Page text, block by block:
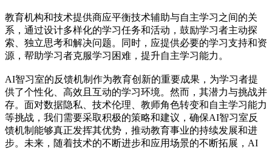
教育机构和技术提供商应平衡技术辅助与自主学习之间的关
系，通过设计多样化的学习任务和活动，鼓励学习者主动探
索、独立思考和解决问题。同时，应提供必要的学习支持和资
源，帮助学习者克服学习困难，提升自主学习能力。
AI智习室的反馈机制作为教育创新的重要成果，为学习者提
供了个性化、高效且互动的学习环境。然而，其潜力与挑战并
存。面对数据隐私、技术伦理、教师角色转变和自主学习能力
等挑战，我们需要采取积极的策略和建议，确保AI智习室反
馈机制能够真正发挥其优势，推动教育事业的持续发展和进
步。未来，随着技术的不断进步和应用场景的不断拓展，AI